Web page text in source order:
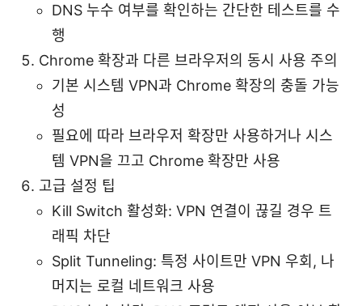
DNS 누수 여부를 확인하는 간단한 테스트를 수
행
Chrome 확장과 다른 브라우저의 동시 사용 주의
기본 시스템 VPN과 Chrome 확장의 충돌 가능
성
필요에 따라 브라우저 확장만 사용하거나 시스
템 VPN을 끄고 Chrome 확장만 사용
고급 설정 팁
Kill Switch 활성화: VPN 연결이 끊길 경우 트
래픽 차단
Split Tunneling: 특정 사이트만 VPN 우회, 나
머지는 로컬 네트워크 사용